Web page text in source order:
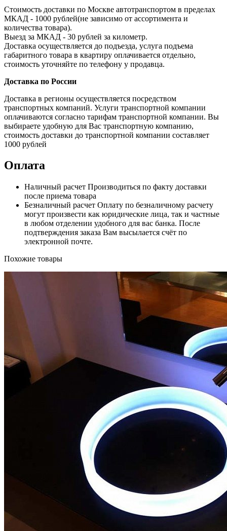
Стоимость доставки по Москве автотранспортом в пределах
МКАД - 1000 рублей(не зависимо от ассортимента и
количества товара).
Выезд за МКАД - 30 рублей за километр.
Доставка осуществляется до подъезда, услуга подъема
габаритного товара в квартиру оплачивается отдельно,
стоимость уточняйте по телефону у продавца.
Доставка по России
Доставка в регионы осуществляется посредством
транспортных компаний. Услуги транспортной компании
оплачиваются согласно тарифам транспортной компании. Вы
выбираете удобную для Вас транспортную компанию,
стоимость доставки до транспортной компании составляет
1000 рублей
Оплата
Наличный расчет Производиться по факту доставки
после приема товара
Безналичный расчет Оплату по безналичному расчету
могут произвести как юридические лица, так и частные
в любом отделении удобного для вас банка. После
подтверждения заказа Вам высылается счёт по
электронной почте.
Похожие товары